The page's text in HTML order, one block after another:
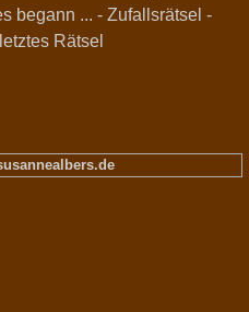
begann ... - Zufallsrätsel -
letztes Rätsel